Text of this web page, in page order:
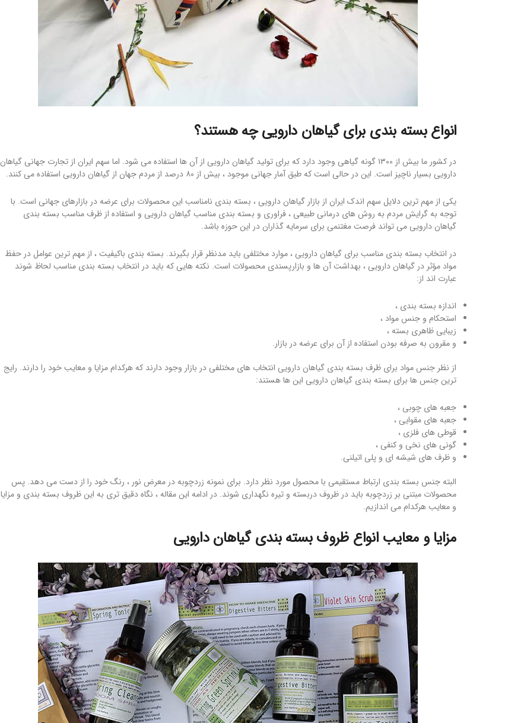
انواع بسته بندی برای گیاهان دارویی چه هستند؟
در کشور ما بیش از ۱۳۰۰ گونه گیاهی وجود دارد که برای تولید گیاهان دارویی از آن ها استفاده می شود. اما سهم ایران از تجارت جهانی گیاهان
دارویی بسیار ناچیز است. این در حالی است که طبق آمار جهانی موجود ، بیش از ۸۰ درصد از مردم جهان از گیاهان دارویی استفاده می کنند.
یکی از مهم ترین دلایل سهم اندک ایران از بازار گیاهان دارویی ، بسته بندی نامناسب این محصولات برای عرضه در بازارهای جهانی است. با
توجه به گرایش مردم به روش های درمانی طبیعی ، فراوری و بسته بندی مناسب گیاهان دارویی و استفاده از ظرف مناسب بسته بندی
گیاهان دارویی می تواند فرصت مغتنمی برای سرمایه گذاران در این حوزه باشد.
در انتخاب بسته بندی مناسب برای گیاهان دارویی ، موارد مختلفی باید مدنظر قرار بگیرند. بسته بندی باکیفیت ، از مهم ترین عوامل در حفظ
مواد مؤثر در گیاهان دارویی ، بهداشت آن ها و بازارپسندی محصولات است. نکته هایی که باید در انتخاب بسته بندی مناسب لحاظ شوند
عبارت اند از:
اندازه بسته بندی ،
استحکام و جنس مواد ،
زیبایی ظاهری بسته ،
و مقرون به صرفه بودن استفاده از آن برای عرضه در بازار.
از نظر جنس مواد برای ظرف بسته بندی گیاهان دارویی انتخاب های مختلفی در بازار وجود دارند که هرکدام مزایا و معایب خود را دارند. رایج
ترین جنس ها برای بسته بندی گیاهان دارویی این ها هستند:
جعبه های چوبی ،
جعبه های مقوایی ،
قوطی های فلزی ،
گونی های نخی و کنفی ،
و ظرف های شیشه ای و پلی اتیلنی.
البته جنس بسته بندی ارتباط مستقیمی با محصول مورد نظر دارد. برای نمونه زردچوبه در معرض نور ، رنگ خود را از دست می دهد. پس
محصولات مبتنی بر زردچوبه باید در ظروف دربسته و تیره نگهداری شوند. در ادامه این مقاله ، نگاه دقیق تری به این ظروف بسته بندی و مزایا
و معایب هرکدام می اندازیم.
مزایا و معایب انواع ظروف بسته بندی گیاهان دارویی